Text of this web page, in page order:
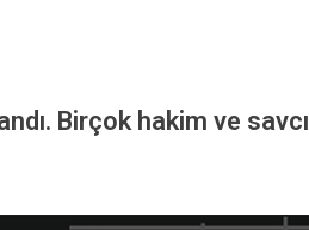
Birçok hakim ve savcı